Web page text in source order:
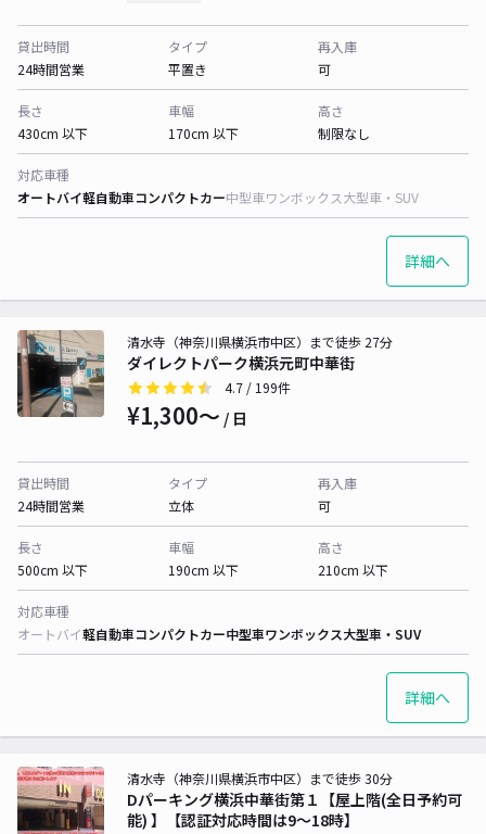
貸出時間
24時間営業
タイプ
平置き
再入庫
可
長さ
430cm 以下
車幅
170cm 以下
高さ
制限なし
対応車種
オートバイ軽自動車コンパクトカー中型車ワンボックス大型車・SUV
詳細へ
ダイレクトパーク横浜元町中華街
清水寺（神奈川県横浜市中区）まで徒歩 27分
4.7 / 199件
¥1,300〜 / 日
貸出時間
24時間営業
タイプ
立体
再入庫
可
長さ
500cm 以下
車幅
190cm 以下
高さ
210cm 以下
対応車種
オートバイ軽自動車コンパクトカー中型車ワンボックス大型車・SUV
詳細へ
Dパーキング横浜中華街第１【屋上階(全日予約可
能) 】【認証対応時間は9～18時】
清水寺（神奈川県横浜市中区）まで徒歩 30分